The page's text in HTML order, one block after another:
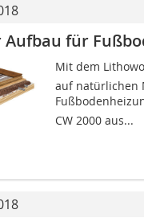
Aufbau für
Mit dem
auf natürlichen
CW 2000 aus...